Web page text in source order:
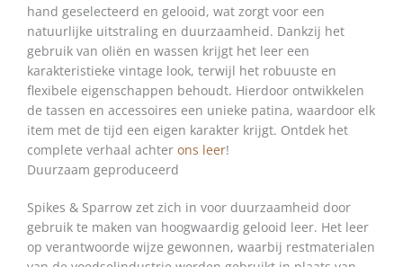
hand geselecteerd en gelooid, wat zorgt voor een
natuurlijke uitstraling en duurzaamheid. Dankzij het
gebruik van oliën en wassen krijgt het leer een
karakteristieke vintage look, terwijl het robuuste en
flexibele eigenschappen behoudt. Hierdoor ontwikkelen
de tassen en accessoires een unieke patina, waardoor elk
item met de tijd een eigen karakter krijgt. Ontdek het
complete verhaal achter ons leer!
Duurzaam geproduceerd
Spikes & Sparrow zet zich in voor duurzaamheid door
gebruik te maken van hoogwaardig gelooid leer. Het leer
op verantwoorde wijze gewonnen, waarbij restmaterialen